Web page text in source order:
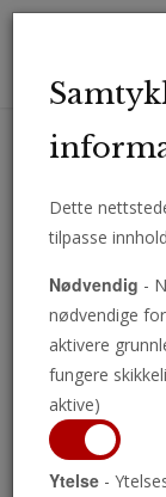
Motta viktige
Dette
tilpasse
Nødvendig -
nødvendige
aktivere
fungere
aktive)
Ytelse -